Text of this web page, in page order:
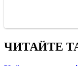
ЧИТАЙТЕ